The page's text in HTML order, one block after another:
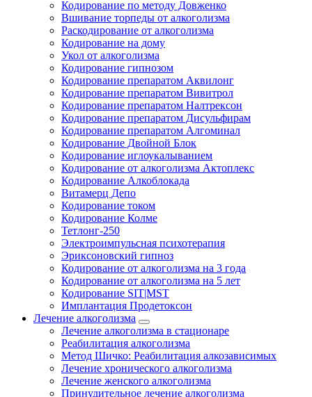
Кодирование по методу Довженко
Вшивание торпеды от алкоголизма
Раскодирование от алкоголизма
Кодирование на дому
Укол от алкоголизма
Кодирование гипнозом
Кодирование препаратом Аквилонг
Кодирование препаратом Вивитрол
Кодирование препаратом Налтрексон
Кодирование препаратом Дисульфирам
Кодирование препаратом Алгоминал
Кодирование Двойной Блок
Кодирование иглоукалыванием
Кодирование от алкоголизма Актоплекс
Кодирование Алкоблокада
Витамерц Депо
Кодирование током
Кодирование Колме
Тетлонг-250
Электроимпульсная психотерапия
Эриксоновский гипноз
Кодирование от алкоголизма на 3 года
Кодирование от алкоголизма на 5 лет
Кодирование SIT|MST
Имплантация Продетоксон
Лечение алкоголизма
Лечение алкоголизма в стационаре
Реабилитация алкоголизма
Метод Шичко: Реабилитация алкозависимых
Лечение хронического алкоголизма
Лечение женского алкоголизма
Принудительное лечение алкоголизма